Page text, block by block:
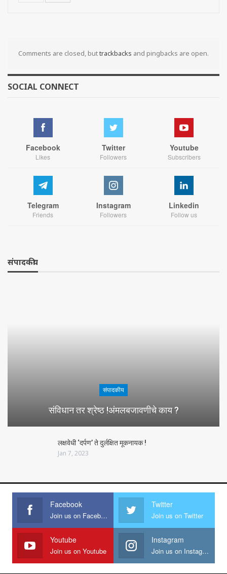
Comments are closed, buttrackbacks and pingbacks are open.
SOCIAL CONNECT
Facebook
Likes
Twitter
Followers
Youtube
Subscribers
Telegram
Friends
Instagram
Followers
Linkedin
Follow us
संपादकीय
संपादकीय
संविधान तर श्रेष्ठ !अंमलबजावणीचे काय ?
लक्षवेधी ‘दर्पण’ ते दुर्लक्षित मूकनायक !
Jan 7, 2023
Facebook
Join us on Facebook
Twitter
Join us on Twitter
Youtube
Join us on Youtube
Instagram
Join us on Instagram